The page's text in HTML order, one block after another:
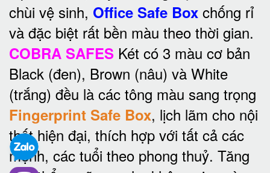
chùi vệ sinh, Office Safe Box chống rỉ
và đặc biệt rất bền màu theo thời gian.
COBRA SAFES Két có 3 màu cơ bản
Black (đen), Brown (nâu) và White
(trắng) đều là các tông màu sang trọng
Fingerprint Safe Box, lịch lãm cho nội
thất hiện đại, thích hợp với tất cả các
mệnh, các tuổi theo phong thuỷ. Tăng